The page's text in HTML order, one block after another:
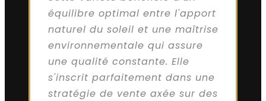
équilibre optimal entre l'apport
naturel du soleil et une maîtrise
environnementale qui assure
une qualité constante. Elle
s'inscrit parfaitement dans une
stratégie de vente axée sur des